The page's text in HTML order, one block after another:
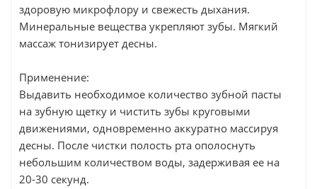
здоровую микрофлору и свежесть дыхания.
Минеральные вещества укрепляют зубы. Мягкий
массаж тонизирует десны.
Применение:
Выдавить необходимое количество зубной пасты
на зубную щетку и чистить зубы круговыми
движениями, одновременно аккуратно массируя
десны. После чистки полость рта ополоснуть
небольшим количеством воды, задерживая ее на
20-30 секунд.